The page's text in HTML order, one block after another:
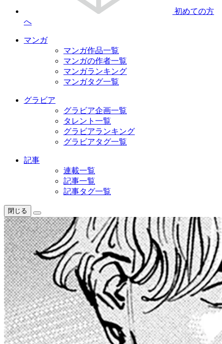
初めての方
へ
マンガ
マンガ作品一覧
マンガの作者一覧
マンガランキング
マンガタグ一覧
グラビア
グラビア企画一覧
タレント一覧
グラビアランキング
グラビアタグ一覧
記事
連載一覧
記事一覧
記事タグ一覧
閉じる